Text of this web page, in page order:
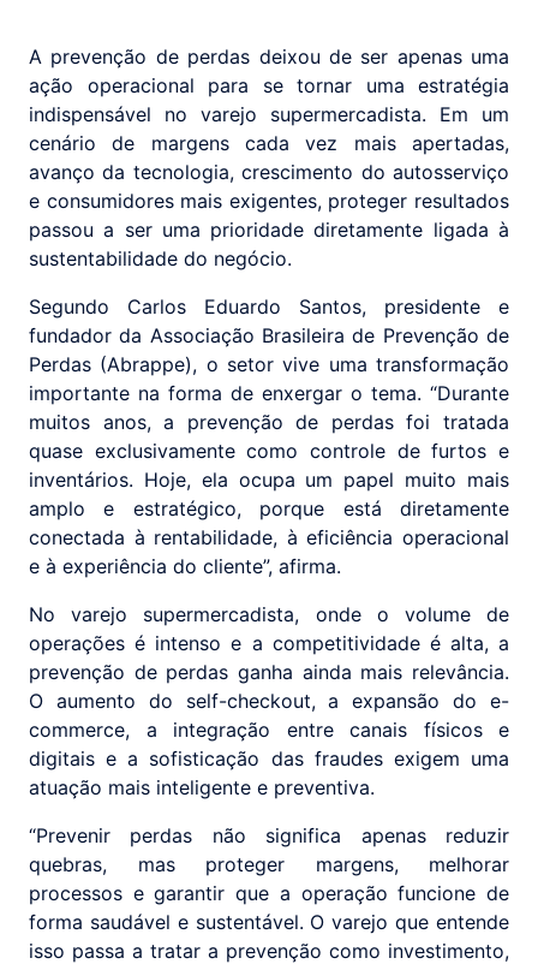
A prevenção de perdas deixou de ser apenas uma
ação operacional para se tornar uma estratégia
indispensável no varejo supermercadista. Em um
cenário de margens cada vez mais apertadas,
avanço da tecnologia, crescimento do autosserviço
e consumidores mais exigentes, proteger resultados
passou a ser uma prioridade diretamente ligada à
sustentabilidade do negócio.
Segundo Carlos Eduardo Santos, presidente e
fundador da Associação Brasileira de Prevenção de
Perdas (Abrappe), o setor vive uma transformação
importante na forma de enxergar o tema. “Durante
muitos anos, a prevenção de perdas foi tratada
quase exclusivamente como controle de furtos e
inventários. Hoje, ela ocupa um papel muito mais
amplo e estratégico, porque está diretamente
conectada à rentabilidade, à eficiência operacional
e à experiência do cliente”, afirma.
No varejo supermercadista, onde o volume de
operações é intenso e a competitividade é alta, a
prevenção de perdas ganha ainda mais relevância.
O aumento do self-checkout, a expansão do e-
commerce, a integração entre canais físicos e
digitais e a sofisticação das fraudes exigem uma
atuação mais inteligente e preventiva.
“Prevenir perdas não significa apenas reduzir
quebras, mas proteger margens, melhorar
processos e garantir que a operação funcione de
forma saudável e sustentável. O varejo que entende
isso passa a tratar a prevenção como investimento,